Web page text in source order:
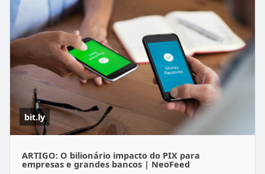
bit.ly
ARTIGO: O bilionário impacto do PIX para
empresas e grandes bancos | NeoFeed